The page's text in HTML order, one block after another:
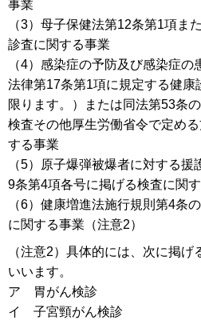
事業
（3）母子保健法第12条第1項ま
診査に関する事業
（4）感染症の予防及び感染症
法律第17条第1項に規定する健康
限ります。）または同法第53条
検査その他厚生労働省令で定め
する事業
（5）原子爆弾被爆者に対する
9条第4項各号に掲げる検査に関
（6）健康増進法施行規則第4条
に関する事業（注意2）
（注意2）具体的には、次に掲
いいます。
ア 胃がん検診
イ 子宮頸がん検診